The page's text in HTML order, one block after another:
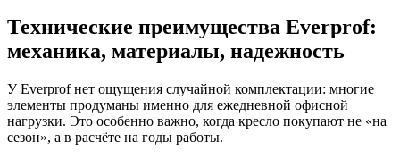
Технические преимущества Everprof:
механика, материалы, надежность
У Everprof нет ощущения случайной комплектации: многие
элементы продуманы именно для ежедневной офисной
нагрузки. Это особенно важно, когда кресло покупают не «на
сезон», а в расчёте на годы работы.